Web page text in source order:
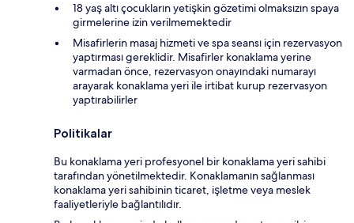
18 yaş altı çocukların yetişkin gözetimi olmaksızın spaya
girmelerine izin verilmemektedir
Misafirlerin masaj hizmeti ve spa seansı için rezervasyon
yaptırması gereklidir. Misafirler konaklama yerine
varmadan önce, rezervasyon onayındaki numarayı
arayarak konaklama yeri ile irtibat kurup rezervasyon
yaptırabilirler
Politikalar
Bu konaklama yeri profesyonel bir konaklama yeri sahibi
tarafından yönetilmektedir. Konaklamanın sağlanması
konaklama yeri sahibinin ticaret, işletme veya meslek
faaliyetleriyle bağlantılıdır.